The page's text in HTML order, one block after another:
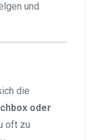
und
die
oder
oft zu